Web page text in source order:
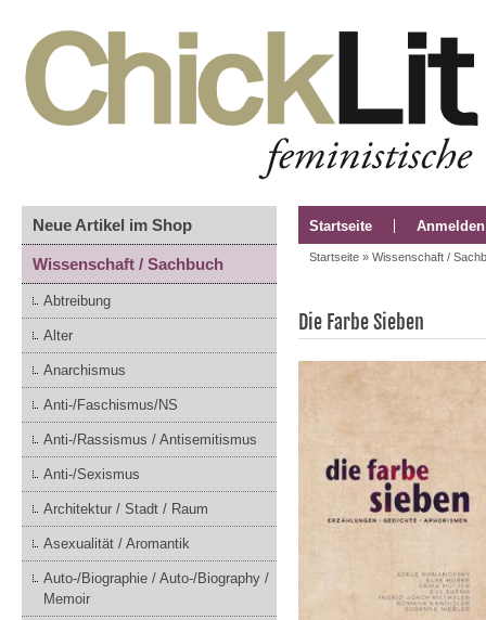
Neue Artikel im Shop
Wissenschaft / Sachbuch
Abtreibung
Alter
Anarchismus
Anti-/Faschismus/NS
Anti-/Rassismus / Antisemitismus
Anti-/Sexismus
Architektur / Stadt / Raum
Asexualität / Aromantik
Auto-/Biographie / Auto-/Biography /
Memoir
Startseite Anmelden
Startseite » Wissenschaft /
Die Farbe Sieben